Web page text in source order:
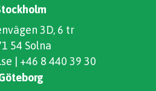
3D, 6 tr
54 Solna
+46 8 440 39 30